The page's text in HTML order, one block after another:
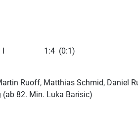
I 1:4 (0:1)
Ruoff, Matthias Schmid, Daniel
82. Min. Luka Barisic)